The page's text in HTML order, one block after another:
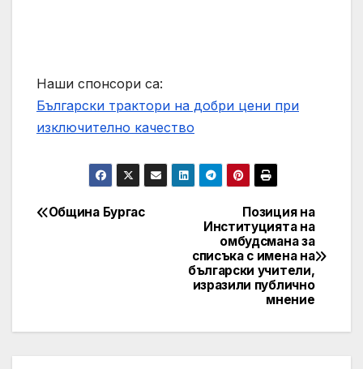
Наши спонсори са:
Български трактори на добри цени при
изключително качество
Post
Позиция на
Институцията на
омбудсмана за
списъка с имена на
български учители,
изразили публично
мнение
Община Бургас